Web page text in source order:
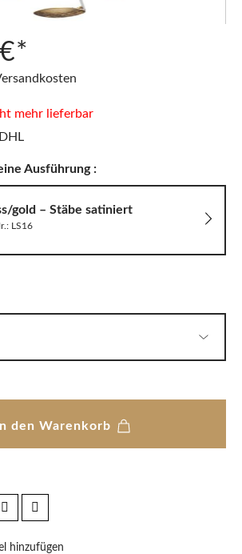
mehr lieferbar
Ausführung :
gold – Stäbe satiniert
LS16
In den Warenkorb
hinzufügen